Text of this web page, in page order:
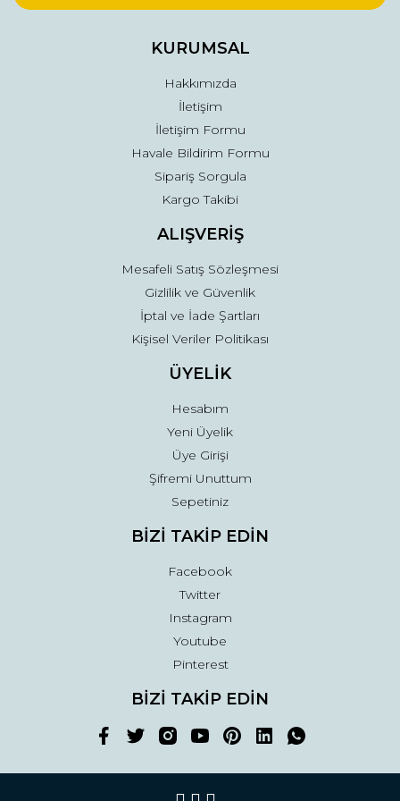
Ürün fiyatı diğer sitelerden daha pahalı.
Gönder
KURUMSAL
Hakkımızda
İletişim
İletişim Formu
Havale Bildirim Formu
Sipariş Sorgula
Kargo Takibi
ALIŞVERİŞ
Mesafeli Satış Sözleşmesi
Gizlilik ve Güvenlik
İptal ve İade Şartları
Kişisel Veriler Politikası
ÜYELİK
Hesabım
Yeni Üyelik
Üye Girişi
Şifremi Unuttum
Sepetiniz
BİZİ TAKİP EDİN
Facebook
Twitter
Instagram
Youtube
Pinterest
BİZİ TAKİP EDİN